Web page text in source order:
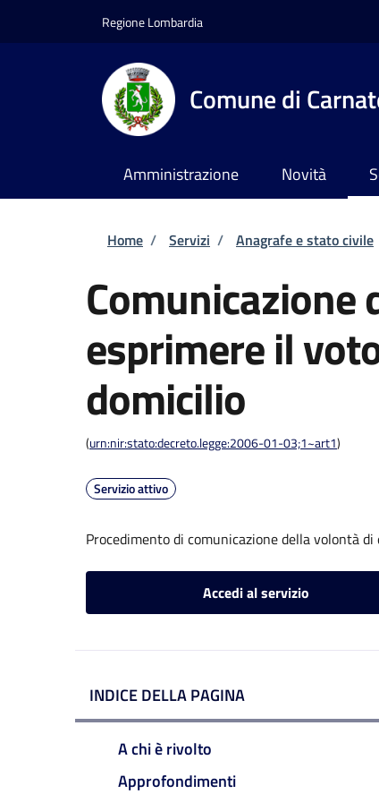
Regione Lombardia
Comune di
Amministrazione Novità
Briciole di pane
Home / Servizi / Anagrafe e stato civile
Comunicazione
esprimere il
domicilio
(urn:nir:stato:decreto.legge:2006-01-03;1~art1)
Servizio attivo
Procedimento di comunicazione della volontà
Accedi al servizio
INDICE DELLA PAGINA
A chi è rivolto
Approfondimenti